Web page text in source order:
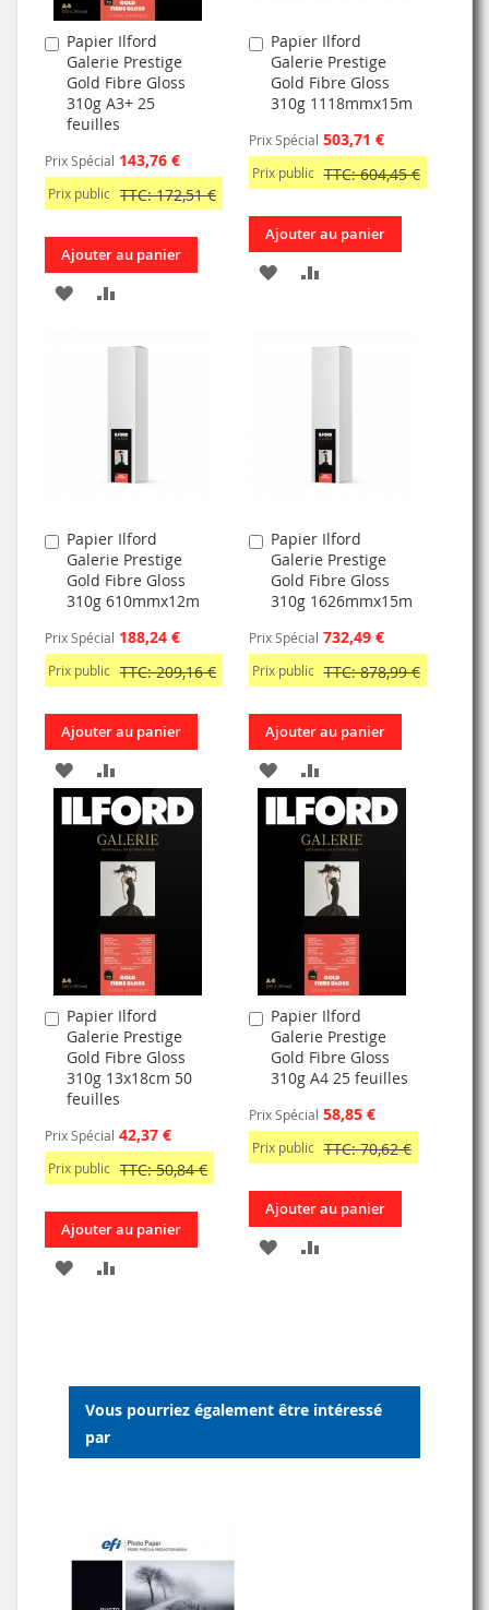
Papier Ilford
Galerie Prestige
Gold Fibre Gloss
310g A3+ 25
feuilles
Prix Spécial 143,76 €
Prix public TTC: 172,51 €
Ajouter
au
panier
Ajouter au panier
AJOUTER
D’ENVIE
Papier Ilford
Galerie Prestige
Gold Fibre Gloss
310g 1118mmx15m
Prix Spécial 503,71 €
Prix public TTC: 604,45 €
Ajouter
au
panier
Ajouter au panier
AJOUTER
D’ENVIE
COMPARATEUR
Papier Ilford
Galerie Prestige
Gold Fibre Gloss
310g 610mmx12m
Prix Spécial 188,24 €
Prix public TTC: 209,16 €
Ajouter
au
panier
Ajouter au panier
AJOUTER
MA
D’ENVIE
AU
COMPARATEUR
Papier Ilford
Galerie Prestige
Gold Fibre Gloss
310g 1626mmx15m
Prix Spécial 732,49 €
Prix public TTC: 878,99 €
Ajouter
au
panier
Ajouter au panier
AJOUTER
MA
D’ENVIE
AU
COMPARATEUR
Papier Ilford
Galerie Prestige
Gold Fibre Gloss
310g 13x18cm 50
feuilles
Prix Spécial 42,37 €
Prix public TTC: 50,84 €
Ajouter
au
panier
Ajouter au panier
AJOUTER
D’ENVIE
Papier Ilford
Galerie Prestige
Gold Fibre Gloss
310g A4 25 feuilles
Prix Spécial 58,85 €
Prix public TTC: 70,62 €
Ajouter
au
panier
Ajouter au panier
AJOUTER
Vous pourriez également être intéressé
par